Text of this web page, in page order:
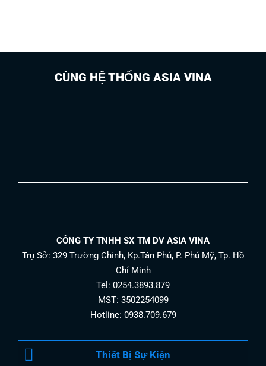
CÙNG HỆ THỐNG ASIA VINA
CÔNG TY TNHH SX TM DV ASIA VINA
Trụ Sở: 329 Trường Chinh, Kp.Tân Phú, P. Phú Mỹ, Tp. Hồ
Chí Minh
Tel: 0254.3893.879
MST: 3502254099
Hotline: 0938.709.679
Thiết Bị Sự Kiện